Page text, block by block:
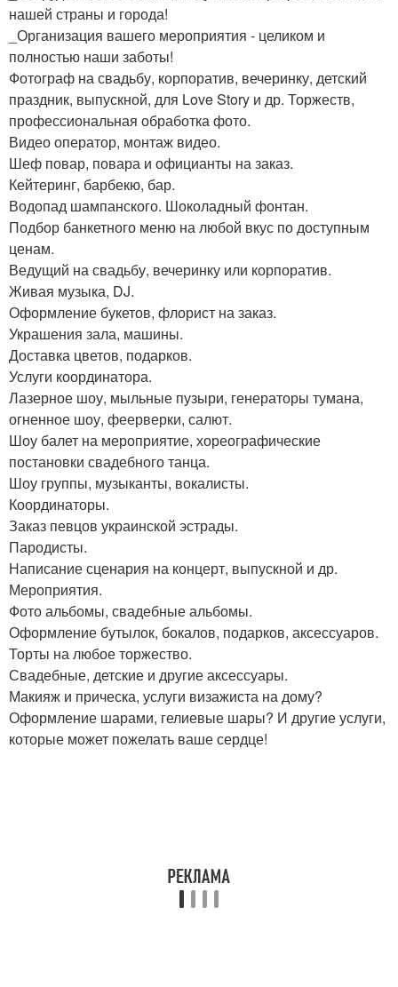
нашей страны и города!
_Организация вашего мероприятия - целиком и
полностью наши заботы!
Фотограф на свадьбу, корпоратив, вечеринку, детский
праздник, выпускной, для Love Story и др. Торжеств,
профессиональная обработка фото.
Видео оператор, монтаж видео.
Шеф повар, повара и официанты на заказ.
Кейтеринг, барбекю, бар.
Водопад шампанского. Шоколадный фонтан.
Подбор банкетного меню на любой вкус по доступным
ценам.
Ведущий на свадьбу, вечеринку или корпоратив.
Живая музыка, DJ.
Оформление букетов, флорист на заказ.
Украшения зала, машины.
Доставка цветов, подарков.
Услуги координатора.
Лазерное шоу, мыльные пузыри, генераторы тумана,
огненное шоу, феерверки, салют.
Шоу балет на мероприятие, хореографические
постановки свадебного танца.
Шоу группы, музыканты, вокалисты.
Координаторы.
Заказ певцов украинской эстрады.
Пародисты.
Написание сценария на концерт, выпускной и др.
Мероприятия.
Фото альбомы, свадебные альбомы.
Оформление бутылок, бокалов, подарков, аксессуаров.
Торты на любое торжество.
Свадебные, детские и другие аксессуары.
Макияж и прическа, услуги визажиста на дому?
Оформление шарами, гелиевые шары? И другие услуги,
которые может пожелать ваше сердце!